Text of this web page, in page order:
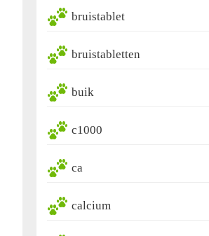
bruistablet
bruistabletten
buik
c1000
ca
calcium